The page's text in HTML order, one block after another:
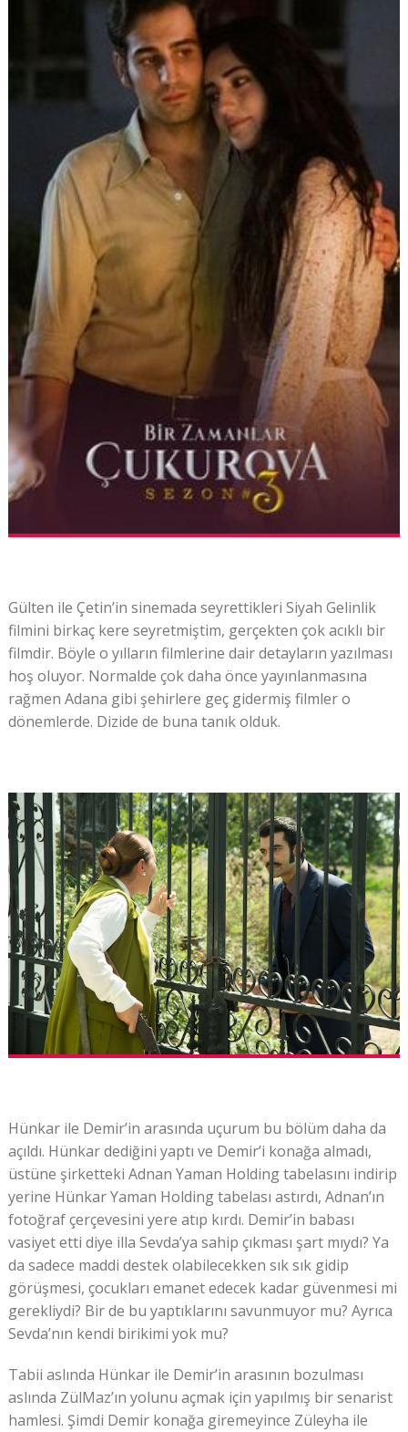
Gülten ile Çetin’in sinemada seyrettikleri Siyah Gelinlik
filmini birkaç kere seyretmiştim, gerçekten çok acıklı bir
filmdir. Böyle o yılların filmlerine dair detayların yazılması
hoş oluyor. Normalde çok daha önce yayınlanmasına
rağmen Adana gibi şehirlere geç gidermiş filmler o
dönemlerde. Dizide de buna tanık olduk.
Hünkar ile Demir’in arasında uçurum bu bölüm daha da
açıldı. Hünkar dediğini yaptı ve Demir’i konağa almadı,
üstüne şirketteki Adnan Yaman Holding tabelasını indirip
yerine Hünkar Yaman Holding tabelası astırdı, Adnan’ın
fotoğraf çerçevesini yere atıp kırdı. Demir’in babası
vasiyet etti diye illa Sevda’ya sahip çıkması şart mıydı? Ya
da sadece maddi destek olabilecekken sık sık gidip
görüşmesi, çocukları emanet edecek kadar güvenmesi mi
gerekliydi? Bir de bu yaptıklarını savunmuyor mu? Ayrıca
Sevda’nın kendi birikimi yok mu?
Tabii aslında Hünkar ile Demir’in arasının bozulması
aslında ZülMaz’ın yolunu açmak için yapılmış bir senarist
hamlesi. Şimdi Demir konağa giremeyince Züleyha ile